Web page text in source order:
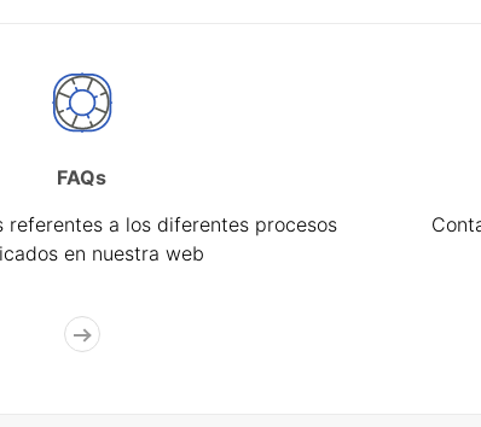
FAQs
referentes a los diferentes procesos
en nuestra web